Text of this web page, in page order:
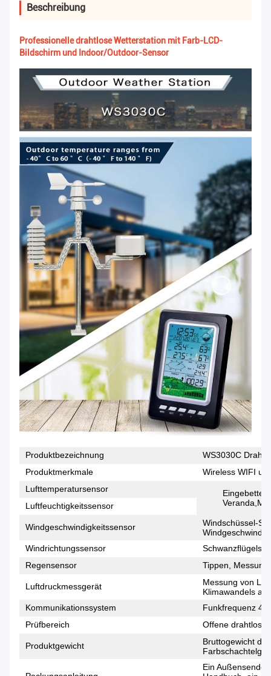
Beschreibung
Professionelle drahtlose Wetterstation mit Farb-LCD-
Bildschirm und Indoor/Outdoor-Sensor
Produktbezeichnung
WS3030C
Produktmerkmale
Wireless WIFI
Lufttemperatursensor
Luftfeuchtigkeitssensor
Windgeschwindigkeitssensor
Windschüssel-
Windrichtungssensor
Regensensor
Tippen,
Luftdruckmessgerät
Messung von
Klimawandels
Kommunikationssystem
Funkfrequenz
Prüfbereich
Offene drahtlose
Produktgewicht
Bruttogewicht
Ein